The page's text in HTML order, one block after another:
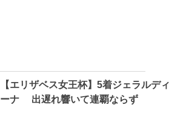
【エリザベス女王杯】5着ジェラルディ
ーナ 出遅れ響いて連覇ならず